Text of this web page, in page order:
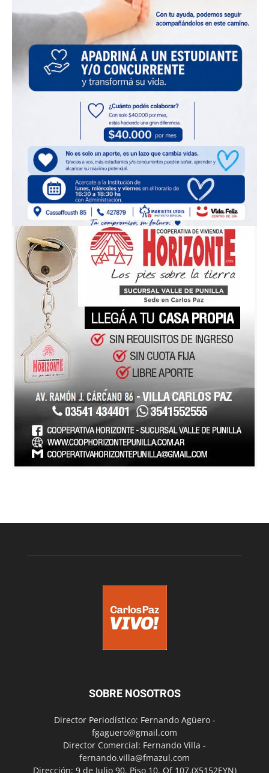
SOBRE NOSOTROS
Director Periodístico: Fernando Agüero -
fgaguero@gmail.com
Director Comercial: Fernando Villa -
fernando.villa@fmazul.com
Dirección: 9 de Julio 90. Piso 10. Of 107.(X5152EYN)